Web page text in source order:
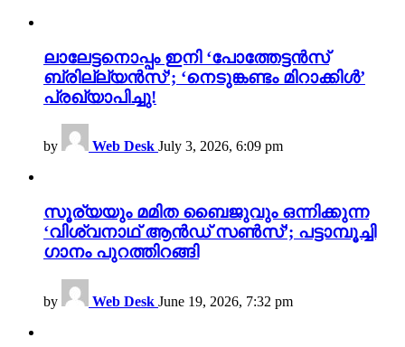
ലാലേട്ടനൊപ്പം ഇനി ‘പോത്തേട്ടൻസ്
ബ്രില്ല്യൻസ്’; ‘നെടുങ്കണ്ടം മിറാക്കിൾ’
പ്രഖ്യാപിച്ചു!
by Web Desk July 3, 2026, 6:09 pm
സൂര്യയും മമിത ബൈജുവും ഒന്നിക്കുന്ന
‘വിശ്വനാഥ് ആൻഡ് സൺസ്’; പട്ടാമ്പൂച്ചി
ഗാനം പുറത്തിറങ്ങി
by Web Desk June 19, 2026, 7:32 pm